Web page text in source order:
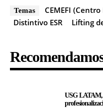
Temas
CEMEFI
Distintivo ESR
Lifting
USG